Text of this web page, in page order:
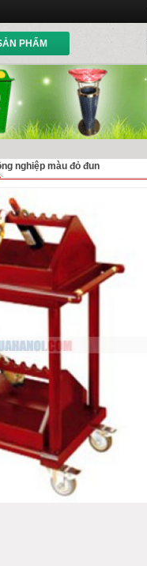
PHẨM
nghiệp màu đỏ đun